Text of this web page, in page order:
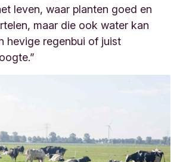
leven, waar planten goed en
maar die ook water kan
hevige regenbui of juist